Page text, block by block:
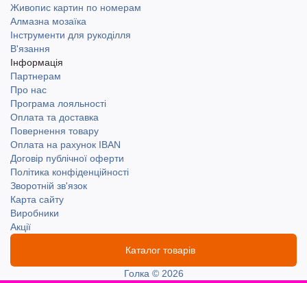
Живопис картин по номерам
Алмазна мозаїка
Інструменти для рукоділля
В'язання
Інформація
Партнерам
Про нас
Програма лояльності
Оплата та доставка
Повернення товару
Оплата на рахунок IBAN
Договір публічної оферти
Політика конфіденційності
Зворотній зв'язок
Карта сайту
Виробники
Акції
Каталог товарів
Голка © 2026